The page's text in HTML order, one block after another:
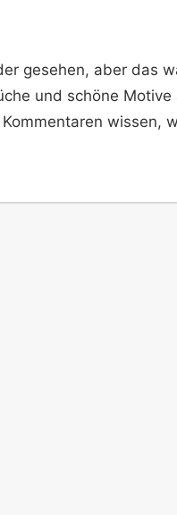
gesehen, aber das
und schöne
wissen,